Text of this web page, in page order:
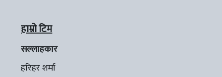
हाम्रो टिम
सल्लाहकार
हरिहर शर्मा